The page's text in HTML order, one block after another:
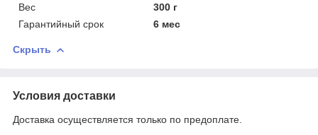
Вес
300 г
Гарантийный срок
6 мес
Скрыть
Условия доставки
Доставка осуществляется только по предоплате.